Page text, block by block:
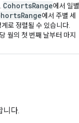
CohortsRange에서 일별
에서 주별 세
로 정렬될 수 있습니다.
월의 첫 번째 날부터 마지
니다.